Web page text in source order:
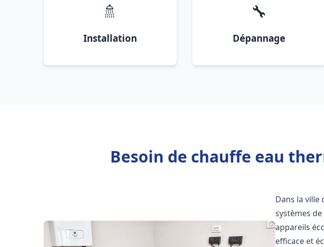
🚿
Installation
🔧
Dépannage
Besoin de chauffe eau
Dans la ville
systèmes
appareils
efficace et